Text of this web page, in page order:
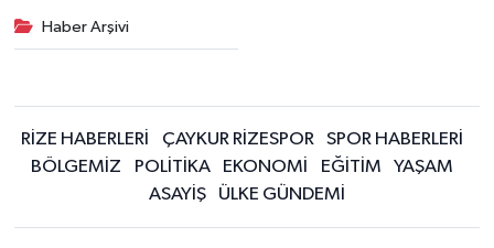
Haber Arşivi
RİZE HABERLERİ ÇAYKUR RİZESPOR
SPOR HABERLERİ
BÖLGEMİZ
POLİTİKA EKONOMİ EĞİTİM
YAŞAM
ASAYİŞ
ÜLKE GÜNDEMİ